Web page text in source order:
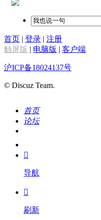
首页 | 登录 | 注册
触屏版 | 电脑版 | 客户端
沪ICP备18024137号
© Discuz Team.
首页
论坛
我的

导航

刷新